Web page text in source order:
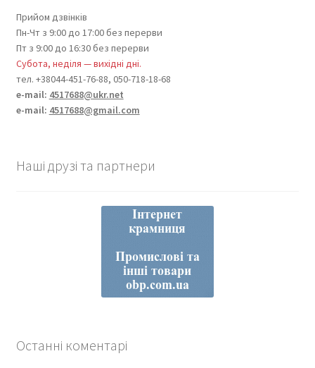
Прийом дзвінків
Пн-Чт з 9:00 до 17:00 без перерви
Пт з 9:00 до 16:30 без перерви
Субота, неділя — вихідні дні.
тел. +38044-451-76-88, 050-718-18-68
e-mail: 4517688@ukr.net
e-mail: 4517688@gmail.com
Наші друзі та партнери
Останні коментарі